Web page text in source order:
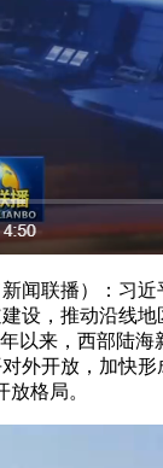
闻联播）：习
设，推动沿线
以来，西部陆
外开放，加快
格局。